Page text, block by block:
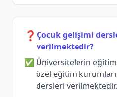
❓ Çocuk gelişimi
verilmektedir?
Üniversitelerin
özel eğitim
dersleri verilmektedir.